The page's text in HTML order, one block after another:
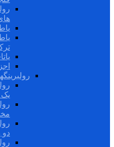
یک
دو